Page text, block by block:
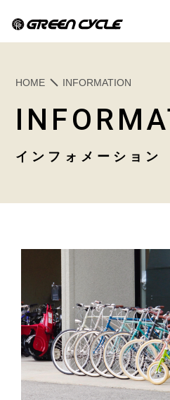
TRIAL
トライアルバイク
HOME INFORMATION
インフォメーション